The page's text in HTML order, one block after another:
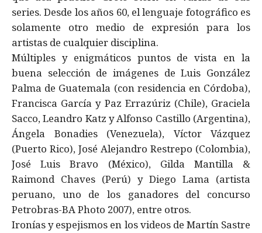
series. Desde los años 60, el lenguaje fotográfico es
solamente otro medio de expresión para los
artistas de cualquier disciplina.
Múltiples y enigmáticos puntos de vista en la
buena selección de imágenes de Luis González
Palma de Guatemala (con residencia en Córdoba),
Francisca García y Paz Errazúriz (Chile), Graciela
Sacco, Leandro Katz y Alfonso Castillo (Argentina),
Ángela Bonadies (Venezuela), Víctor Vázquez
(Puerto Rico), José Alejandro Restrepo (Colombia),
José Luis Bravo (México), Gilda Mantilla &
Raimond Chaves (Perú) y Diego Lama (artista
peruano, uno de los ganadores del concurso
Petrobras-BA Photo 2007), entre otros.
Ironías y espejismos en los videos de Martín Sastre